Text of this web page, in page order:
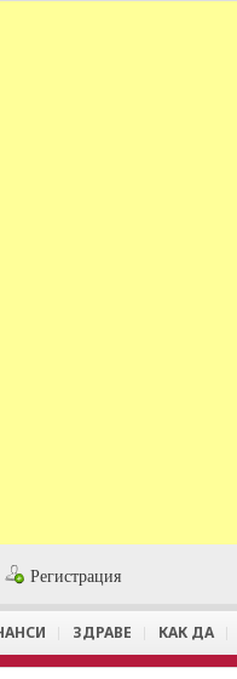
Регистрация
ЗДРАВЕ КАК ДА